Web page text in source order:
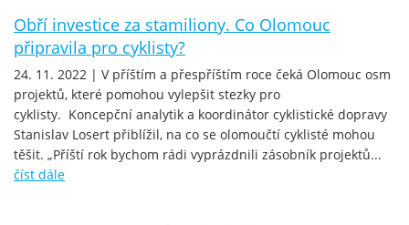
Obří investice za stamiliony. Co Olomouc
připravila pro cyklisty?
24. 11. 2022 | V příštím a přespříštím roce čeká Olomouc osm
projektů, které pomohou vylepšit stezky pro
cyklisty. Koncepční analytik a koordinátor cyklistické dopravy
Stanislav Losert přiblížil, na co se olomoučtí cyklisté mohou
těšit. „Příští rok bychom rádi vyprázdnili zásobník projektů...
číst dále